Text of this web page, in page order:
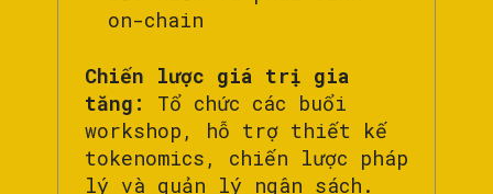
on-chain
Chiến lược giá trị gia
tăng:
Tổ chức các buổi
workshop, hỗ trợ thiết kế
tokenomics, chiến lược pháp
lý và quản lý ngân sách.